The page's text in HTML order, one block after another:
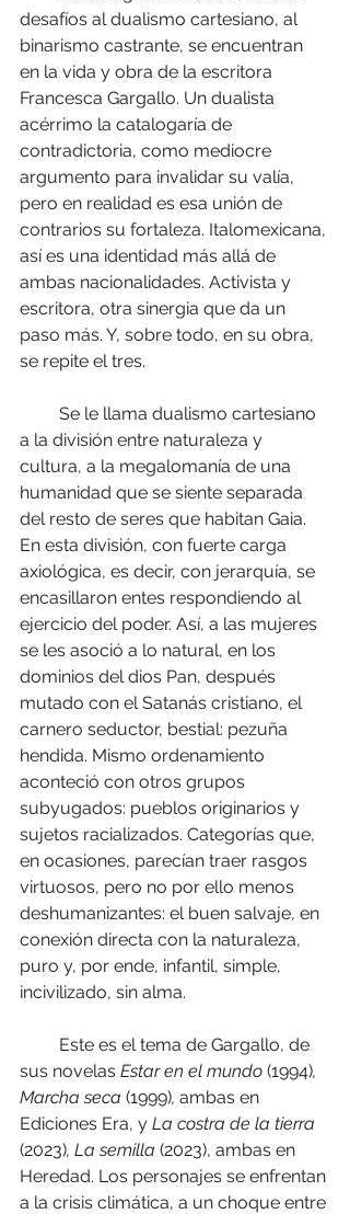
desafíos al dualismo cartesiano, al
binarismo castrante, se encuentran
en la vida y obra de la escritora
Francesca Gargallo. Un dualista
acérrimo la catalogaría de
contradictoria, como mediocre
argumento para invalidar su valía,
pero en realidad es esa unión de
contrarios su fortaleza. Italomexicana,
así es una identidad más allá de
ambas nacionalidades. Activista y
escritora, otra sinergia que da un
paso más. Y, sobre todo, en su obra,
se repite el tres.
Se le llama dualismo cartesiano
a la división entre naturaleza y
cultura, a la megalomanía de una
humanidad que se siente separada
del resto de seres que habitan Gaia.
En esta división, con fuerte carga
axiológica, es decir, con jerarquía, se
encasillaron entes respondiendo al
ejercicio del poder. Así, a las mujeres
se les asoció a lo natural, en los
dominios del dios Pan, después
mutado con el Satanás cristiano, el
carnero seductor, bestial: pezuña
hendida. Mismo ordenamiento
aconteció con otros grupos
subyugados: pueblos originarios y
sujetos racializados. Categorías que,
en ocasiones, parecían traer rasgos
virtuosos, pero no por ello menos
deshumanizantes: el buen salvaje, en
conexión directa con la naturaleza,
puro y, por ende, infantil, simple,
incivilizado, sin alma.
Este es el tema de Gargallo, de
sus novelas Estar en el mundo (1994),
Marcha seca (1999), ambas en
Ediciones Era, y La costra de la tierra
(2023), La semilla (2023), ambas en
Heredad. Los personajes se enfrentan
a la crisis climática, a un choque entre